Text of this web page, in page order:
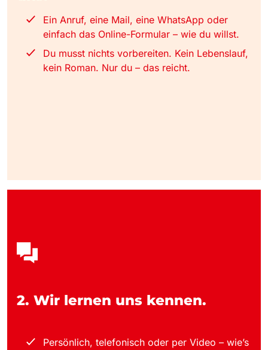
Ein Anruf, eine Mail, eine WhatsApp oder
einfach das Online-Formular – wie du willst.
Du musst nichts vorbereiten. Kein Lebenslauf,
kein Roman. Nur du – das reicht.
2. Wir lernen uns kennen.
Persönlich, telefonisch oder per Video – wie’s